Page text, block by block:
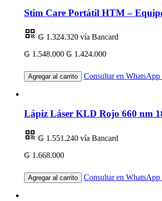
Stim Care Portátil HTM –
₲ 1.324.320 vía Bancard
₲ 1.548.000 ₲ 1.424.000
Agregar al carrito Consultar en WhatsApp
Lápiz Láser KLD Rojo 660 nm
₲ 1.551.240 vía Bancard
₲ 1.668.000
Agregar al carrito Consultar en WhatsApp